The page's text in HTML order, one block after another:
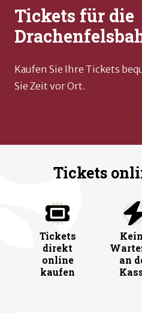
Tickets für die
Kaufen Sie Ihre Tickets
Sie Zeit vor Ort.
Tickets
Tickets
direkt
online
kaufen
an